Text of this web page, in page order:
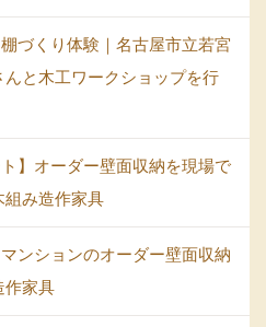
づくり体験｜名古屋市立若宮
と木工ワークショップを行
ト】オーダー壁面収納を現場で
組み造作家具
マンションのオーダー壁面収納
作家具